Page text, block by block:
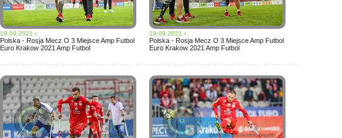
19.09.2021 r
Polska - Rosja Mecz O 3 Miejsce Amp Futbol
Euro Krakow 2021 Amp Futbol
19.09.2021 r
Polska - Rosja Mecz O 3 Miejsce Amp Futbol
Euro Krakow 2021 Amp Futbol